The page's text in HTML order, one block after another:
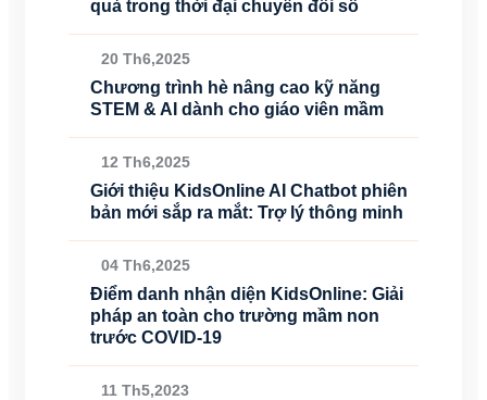
quả trong thời đại chuyển đổi số
20 Th6,2025
Chương trình hè nâng cao kỹ năng
STEM & AI dành cho giáo viên mầm
12 Th6,2025
Giới thiệu KidsOnline AI Chatbot phiên
bản mới sắp ra mắt: Trợ lý thông minh
04 Th6,2025
Điểm danh nhận diện KidsOnline: Giải
pháp an toàn cho trường mầm non
trước COVID-19
11 Th5,2023